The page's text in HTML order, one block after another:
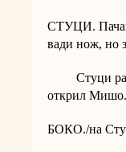
СТУЦИ.
вади нож, но
Стуци
открил Мишо.
БОКО./на